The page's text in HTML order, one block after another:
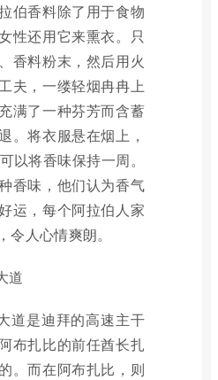
伯香料除了用于食物
性还用它来熏衣。只
香料粉末，然后用火
夫，一缕轻烟冉冉上
满了一种芬芳而含蓄
。将衣服悬在烟上，
以将香味保持一周。
香味，他们认为香气
运，每个阿拉伯人家
令人心情爽朗。
道
道是迪拜的高速主干
布扎比的前任酋长扎
。而在阿布扎比，则